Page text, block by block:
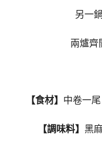
另一
兩爐齊
【食材】 中卷一
【調味料】 黑